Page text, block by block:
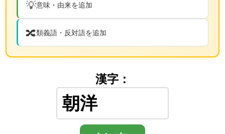
💡意味・由来を追加
🔀類義語・反対語を追加
漢字：